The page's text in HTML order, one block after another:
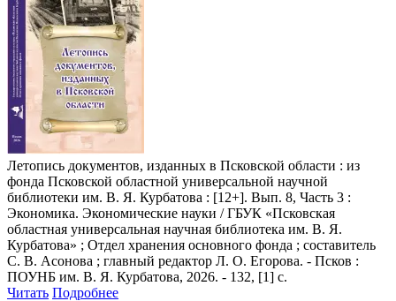
Летопись документов, изданных в Псковской области : из
фонда Псковской областной универсальной научной
библиотеки им. В. Я. Курбатова : [12+]. Вып. 8, Часть 3 :
Экономика. Экономические науки / ГБУК «Псковская
областная универсальная научная библиотека им. В. Я.
Курбатова» ; Отдел хранения основного фонда ; составитель
С. В. Асонова ; главный редактор Л. О. Егорова. - Псков :
ПОУНБ им. В. Я. Курбатова, 2026. - 132, [1] с.
Читать Подробнее